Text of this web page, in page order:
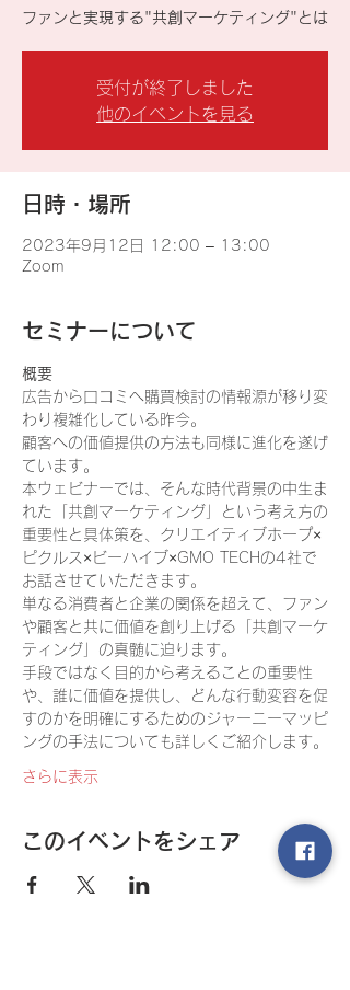
ファンと実現する"共創マーケティング"とは
受付が終了しました
他のイベントを見る
日時・場所
2023年9月12日 12:00 – 13:00
Zoom
セミナーについて
概要
広告から口コミへ購買検討の情報源が移り変
わり複雑化している昨今。
顧客への価値提供の方法も同様に進化を遂げ
ています。
本ウェビナーでは、そんな時代背景の中生ま
れた「共創マーケティング」という考え方の
重要性と具体策を、クリエイティブホープ×
ピクルス×ビーハイブ×GMO TECHの4社で
お話させていただきます。
単なる消費者と企業の関係を超えて、ファン
や顧客と共に価値を創り上げる「共創マーケ
ティング」の真髄に迫ります。
手段ではなく目的から考えることの重要性
や、誰に価値を提供し、どんな行動変容を促
すのかを明確にするためのジャーニーマッピ
ングの手法についても詳しくご紹介します。
さらに表示
このイベントをシェア